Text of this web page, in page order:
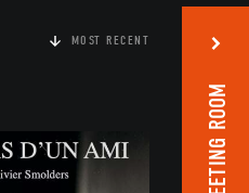
MOST RECENT
E-MEETING ROOM